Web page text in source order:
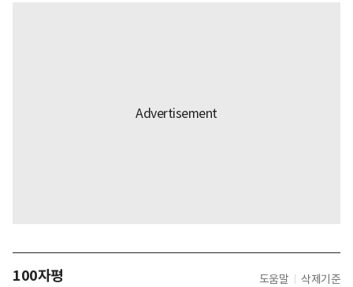
100자평 도움말 삭제기준